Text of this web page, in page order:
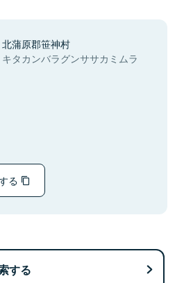
北蒲原郡笹神村
キタカンバラグンササカミムラ
る
する